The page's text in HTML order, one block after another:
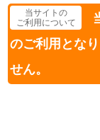
当サイトの
ご利用について
のご利用とな
せん。